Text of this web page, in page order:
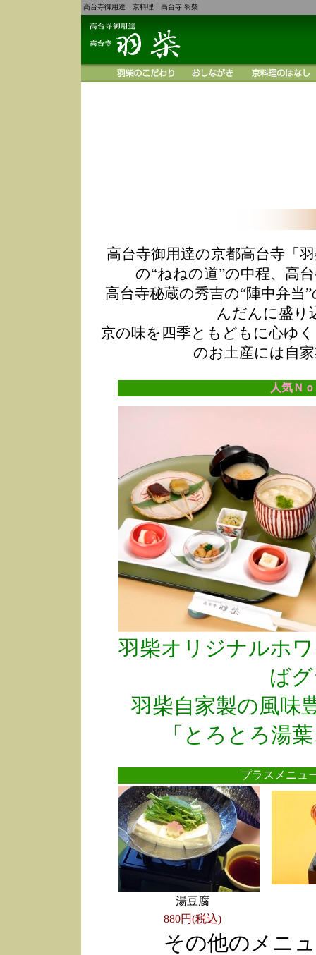
高台寺御用達 京料理 高台寺 羽柴
高台寺御用達の京都高台寺「
の“ねねの道”の中程、高
高台寺秘蔵の秀吉の“陣中弁
んだんに盛り
京の味を四季ともどもに心ゆ
のお土産には自
人気Ｎ
羽柴オリジナルホ
ば
羽柴自家製の風味
「とろとろ湯
プラスメニ
湯豆腐
880円(税込)
その他のメニ